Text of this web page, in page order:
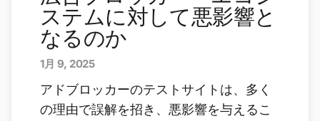
ステムに対して悪影響と
なるのか
1月 9, 2025
アドブロッカーのテストサイトは、多く
の理由で誤解を招き、悪影響を与えるこ